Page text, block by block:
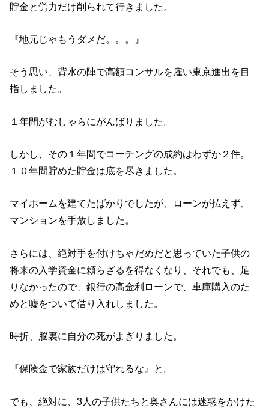
貯金と労力だけ削られて行きました。
『地元じゃもうダメだ。。。』
そう思い、背水の陣で高額コンサルを雇い東京進出を目
指しました。
１年間がむしゃらにがんばりました。
しかし、その１年間でコーチングの成約はわずか２件。
１０年間貯めた貯金は底を尽きました。
マイホームを建てたばかりでしたが、ローンが払えず、
マンションを手放しました。
さらには、絶対手を付けちゃだめだと思っていた子供の
将来の入学資金に頼らざるを得なくなり、それでも、足
りなかったので、銀行の高金利ローンで、車庫購入のた
めと嘘をついて借り入れしました。
時折、脳裏に自分の死がよぎりました。
『保険金で家族だけは守れるな』と。
でも、絶対に、3人の子供たちと奥さんには迷惑をかけた